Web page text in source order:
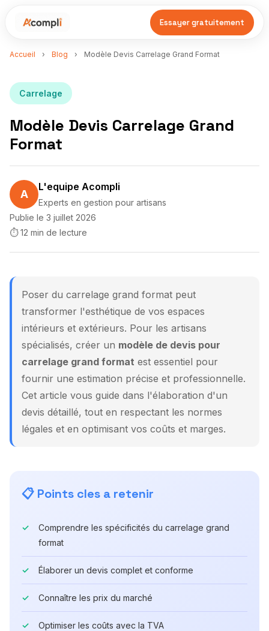
Essayer gratuitement
Accueil › Blog › Modèle Devis Carrelage Grand Format
Carrelage
Modèle Devis Carrelage Grand
Format
A
L'equipe Acompli
Experts en gestion pour artisans
Publie le 3 juillet 2026
⏱ 12 min de lecture
Poser du carrelage grand format peut
transformer l'esthétique de vos espaces
intérieurs et extérieurs. Pour les artisans
spécialisés, créer un modèle de devis pour
carrelage grand format est essentiel pour
fournir une estimation précise et professionnelle.
Cet article vous guide dans l'élaboration d'un
devis détaillé, tout en respectant les normes
légales et en optimisant vos coûts et marges.
📋 Points cles a retenir
Comprendre les spécificités du carrelage grand
format
Élaborer un devis complet et conforme
Connaître les prix du marché
Optimiser les coûts avec la TVA